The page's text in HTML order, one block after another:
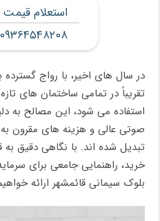
استعلام قیمت
۰۹۳۶۴۵۴۸۲۰۸
در سال های اخیر، با رواج
تقریباً در تمامی ساختمان های
استفاده می شود، این مصالح به
صوتی عالی و هزینه های مقرون
تبدیل شده اند. با نگاهی دقیق
خرید، راهنمایی جامعی برای
بلوک سیمانی قائمشهر ارائه